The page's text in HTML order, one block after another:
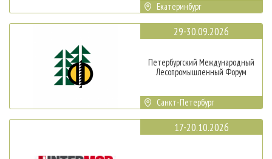
Екатеринбург
29-30.09.2026
Петербургский Международный
Лесопромышленный Форум
Санкт-Петербург
17-20.10.2026